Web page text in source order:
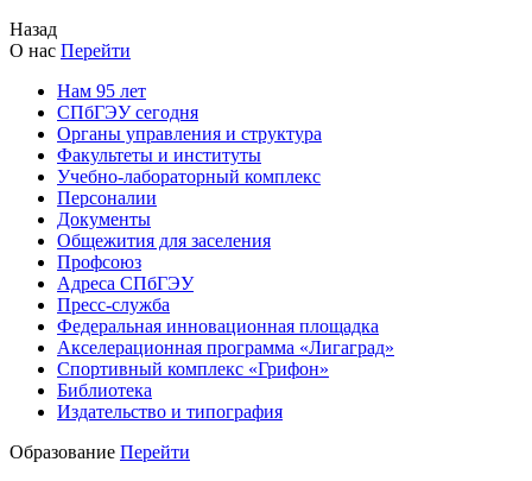
Назад
О нас Перейти
Нам 95 лет
СПбГЭУ сегодня
Органы управления и структура
Факультеты и институты
Учебно-лабораторный комплекс
Персоналии
Документы
Общежития для заселения
Профсоюз
Адреса СПбГЭУ
Пресс-служба
Федеральная инновационная площадка
Акселерационная программа «Лигаград»­­
Спортивный комплекс «Грифон»
Библиотека
Издательство и типография
Образование Перейти